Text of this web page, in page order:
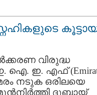
വിരുദ്ധ
ഐ. ഇ. എഫ്
“മരം നടുക ഒരിലയെ
ദുബായ്